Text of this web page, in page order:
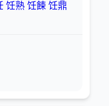
饪熟 饪餗 饪鼎